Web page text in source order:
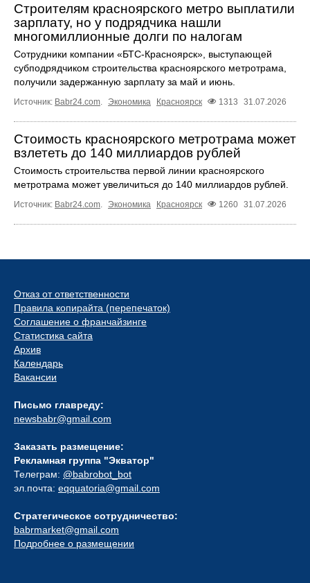
Строителям красноярского метро выплатили
зарплату, но у подрядчика нашли
многомиллионные долги по налогам
Сотрудники компании «БТС-Красноярск», выступающей
субподрядчиком строительства красноярского метротрама,
получили задержанную зарплату за май и июнь.
Источник: Babr24.com Экономика Красноярск 1313 31.07.2026
Стоимость красноярского метротрама может
взлететь до 140 миллиардов рублей
Стоимость строительства первой линии красноярского
метротрама может увеличиться до 140 миллиардов рублей.
Источник: Babr24.com. Экономика Красноярск 1260 31.07.2026
Отказ от ответственности
Правила копирайта (перепечаток)
Соглашение о франчайзинге
Статистика сайта
Архив
Календарь
Вакансии
Письмо главреду:
newsbabr@gmail.com
Заказать размещение:
Рекламная группа "Экватор"
Телеграм: @babrobot_bot
эл.почта: eqquatoria@gmail.com
Стратегическое сотрудничество:
babrmarket@gmail.com
Подробнее о размещении